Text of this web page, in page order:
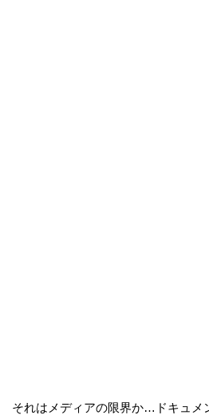
それはメディアの限界か…ドキュメ